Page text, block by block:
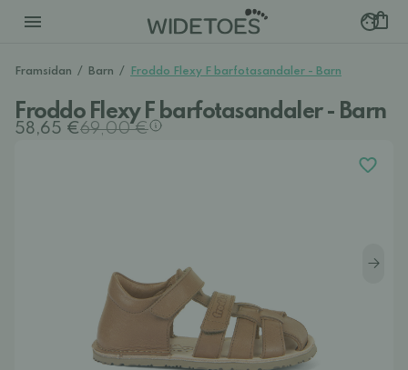
Framsidan / Barn / Froddo Flexy F barfotasandaler - Barn
Froddo Flexy F barfotasandaler - Barn
58,65 €69,00 €